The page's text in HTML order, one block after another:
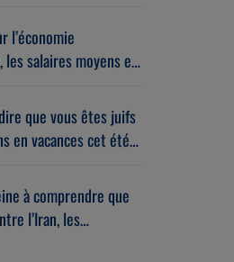
l’économie
les salaires moyens et
(05/08/2026)
que vous êtes juifs
en vacances cet été ?
à comprendre que
l’Iran, les